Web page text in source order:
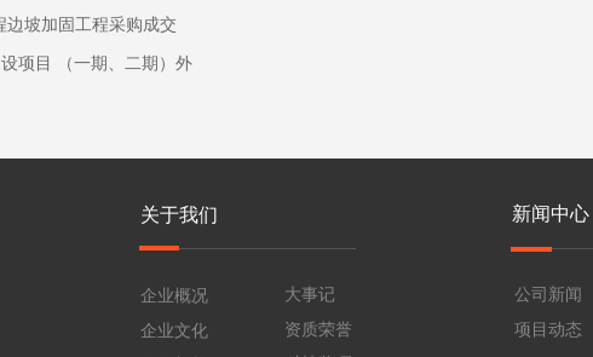
关于我们
企业概况
企业文化
大事记
资质荣誉
新闻中心
公司新闻
项目动态
坡加固工程采购成交
项目 （一期、二期）外